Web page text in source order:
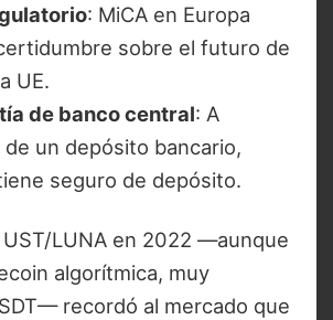
: MiCA en Europa
sobre el futuro de
UE.
de banco central: A
un depósito bancario,
seguro de depósito.
UST/LUNA en 2022 —aunque
algorítmica, muy
recordó al mercado que